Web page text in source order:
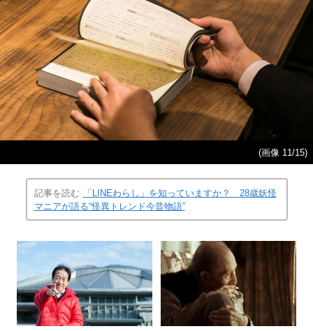
(画像 11/15)
記事を読む
「LINEわらし」を知っていますか？ 28歳妖怪
マニアが語る“怪異トレンド今昔物語”